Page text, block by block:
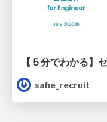
safie_recruit